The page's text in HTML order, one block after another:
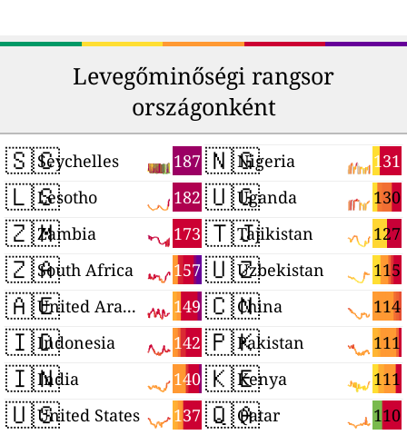
Levegőminőségi rangsor
országonként
🇸🇨 187
Seychelles
🇱🇸 182
Lesotho
🇿🇲 173
Zambia
🇿🇦 157
South Africa
🇦🇪 149
United Arab Emirates
🇮🇩 142
Indonesia
🇮🇳 140
India
🇺🇸 137
United States
🇳🇬 131
Nigeria
🇺🇬 130
Uganda
🇹🇯 127
Tajikistan
🇺🇿 115
Uzbekistan
🇨🇳 114
China
🇵🇰 111
Pakistan
🇰🇪 111
Kenya
🇶🇦 110
Qatar